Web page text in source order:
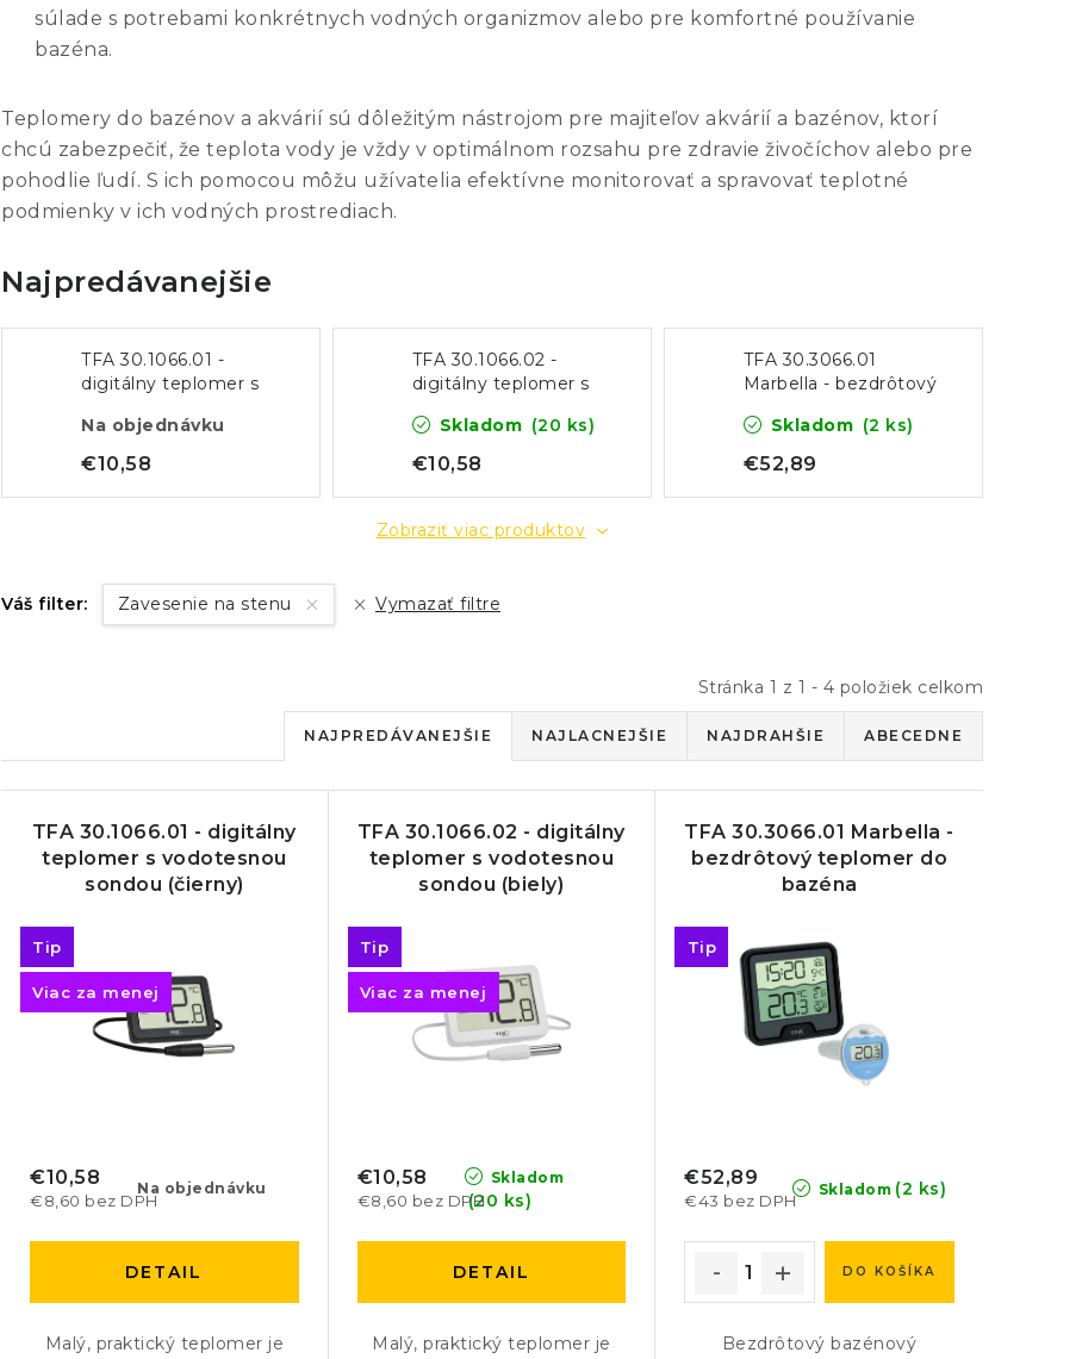
súlade s potrebami konkrétnych vodných organizmov alebo pre komfortné používanie
bazéna.
Teplomery do bazénov a akvárií sú dôležitým nástrojom pre majiteľov akvárií a bazénov, ktorí
chcú zabezpečiť, že teplota vody je vždy v optimálnom rozsahu pre zdravie živočíchov alebo pre
pohodlie ľudí. S ich pomocou môžu užívatelia efektívne monitorovať a spravovať teplotné
podmienky v ich vodných prostrediach.
Najpredávanejšie
TFA 30.1066.01 -
digitálny teplomer s
(čierny)
Na objednávku
€10,58
TFA 30.1066.02 -
digitálny teplomer s
(biely)Skladom (20 ks)
€10,58
TFA 30.3066.01
Marbella - bezdrôtový
Skladom (2 ks)
€52,89
Zobraziť viac produktov
Váš filter: Zavesenie na stenu Vymazať filtre
Stránka 1 z 1 - 4 položiek celkom
R
a
d
e
u
NAJPREDÁVANEJŠIE NAJLACNEJŠIE NAJDRAHŠIE ABECEDNE
TFA 30.1066.01 - digitálny
teplomer s vodotesnou
sondou (čierny)
Tip
Viac za menej
Na objednávku
€8,60 bez DPH
€10,58
DETAIL
Malý, praktický teplomer je
TFA 30.1066.02 - digitálny
teplomer s vodotesnou
sondou (biely)
Tip
Viac za menej
Skladom
(20 ks)
€8,60 bez DPH
€10,58
DETAIL
Malý, praktický teplomer je
TFA 30.3066.01 Marbella -
bezdrôtový teplomer do
bazéna
Tip
Skladom (2 ks)
€43 bez DPH
€52,89
DO KOŠÍKA
Bezdrôtový bazénový